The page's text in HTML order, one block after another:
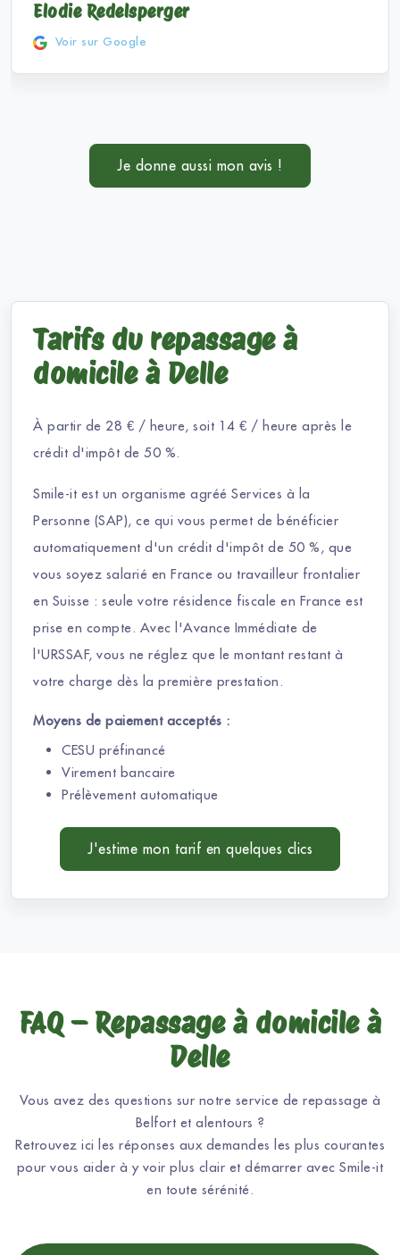
Elodie Redelsperger
Voir sur Google
Je donne aussi mon avis !
Tarifs du repassage à
domicile à Delle
À partir de 28 € / heure, soit 14 € / heure après le
crédit d'impôt de 50 %.
Smile-it est un organisme agréé Services à la
Personne (SAP), ce qui vous permet de bénéficier
automatiquement d'un crédit d'impôt de 50 %, que
vous soyez salarié en France ou travailleur frontalier
en Suisse : seule votre résidence fiscale en France est
prise en compte. Avec l'Avance Immédiate de
l'URSSAF, vous ne réglez que le montant restant à
votre charge dès la première prestation.
Moyens de paiement acceptés :
CESU préfinancé
Virement bancaire
Prélèvement automatique
J'estime mon tarif en quelques clics
FAQ – Repassage à domicile à
Delle
Vous avez des questions sur notre service de repassage à
Belfort et alentours ?
Retrouvez ici les réponses aux demandes les plus courantes
pour vous aider à y voir plus clair et démarrer avec Smile-it
en toute sérénité.